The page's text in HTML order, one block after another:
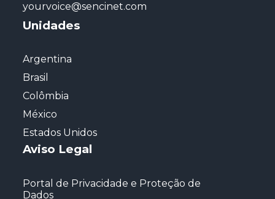
yourvoice@sencinet.com
Unidades
Argentina
Brasil
Colômbia
México
Estados Unidos
Aviso Legal
Portal de Privacidade e Proteção de
Dados